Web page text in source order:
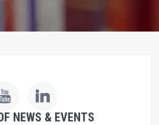
NEWS & EVENTS